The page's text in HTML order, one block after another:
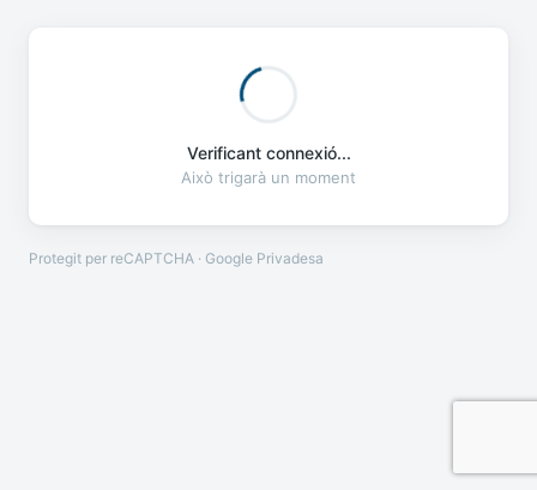
Verificant connexió...
Això trigarà un moment
Protegit per reCAPTCHA · Google Privadesa